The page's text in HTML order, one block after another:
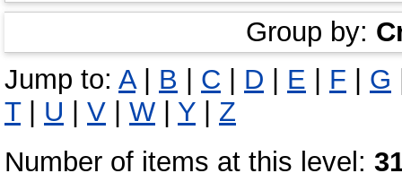
Group by:
Jump to: A| B | C | D | E | F | G
T| U | V | W | Y | Z
Number of items at this level: